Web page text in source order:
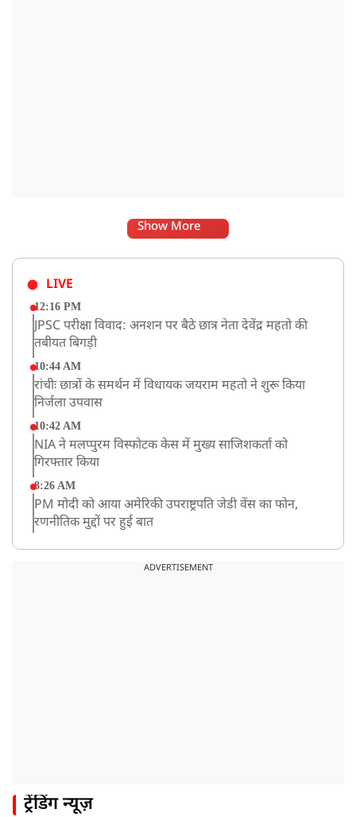
Show More
LIVE
12:16 PM
JPSC परीक्षा विवाद: अनशन पर बैठे छात्र नेता देवेंद्र महतो की
तबीयत बिगड़ी
10:44 AM
रांचीः छात्रों के समर्थन में विधायक जयराम महतो ने शुरू किया
निर्जला उपवास
10:42 AM
NIA ने मलप्पुरम विस्फोटक केस में मुख्य साजिशकर्ता को
गिरफ्तार किया
8:26 AM
PM मोदी को आया अमेरिकी उपराष्ट्रपति जेडी वेंस का फोन,
रणनीतिक मुद्दों पर हुई बात
रांची: छात्रों और झारखंड सरकार के बीच आज होगी तीसरे दौर
ADVERTISEMENT
ट्रेंडिंग न्यूज़